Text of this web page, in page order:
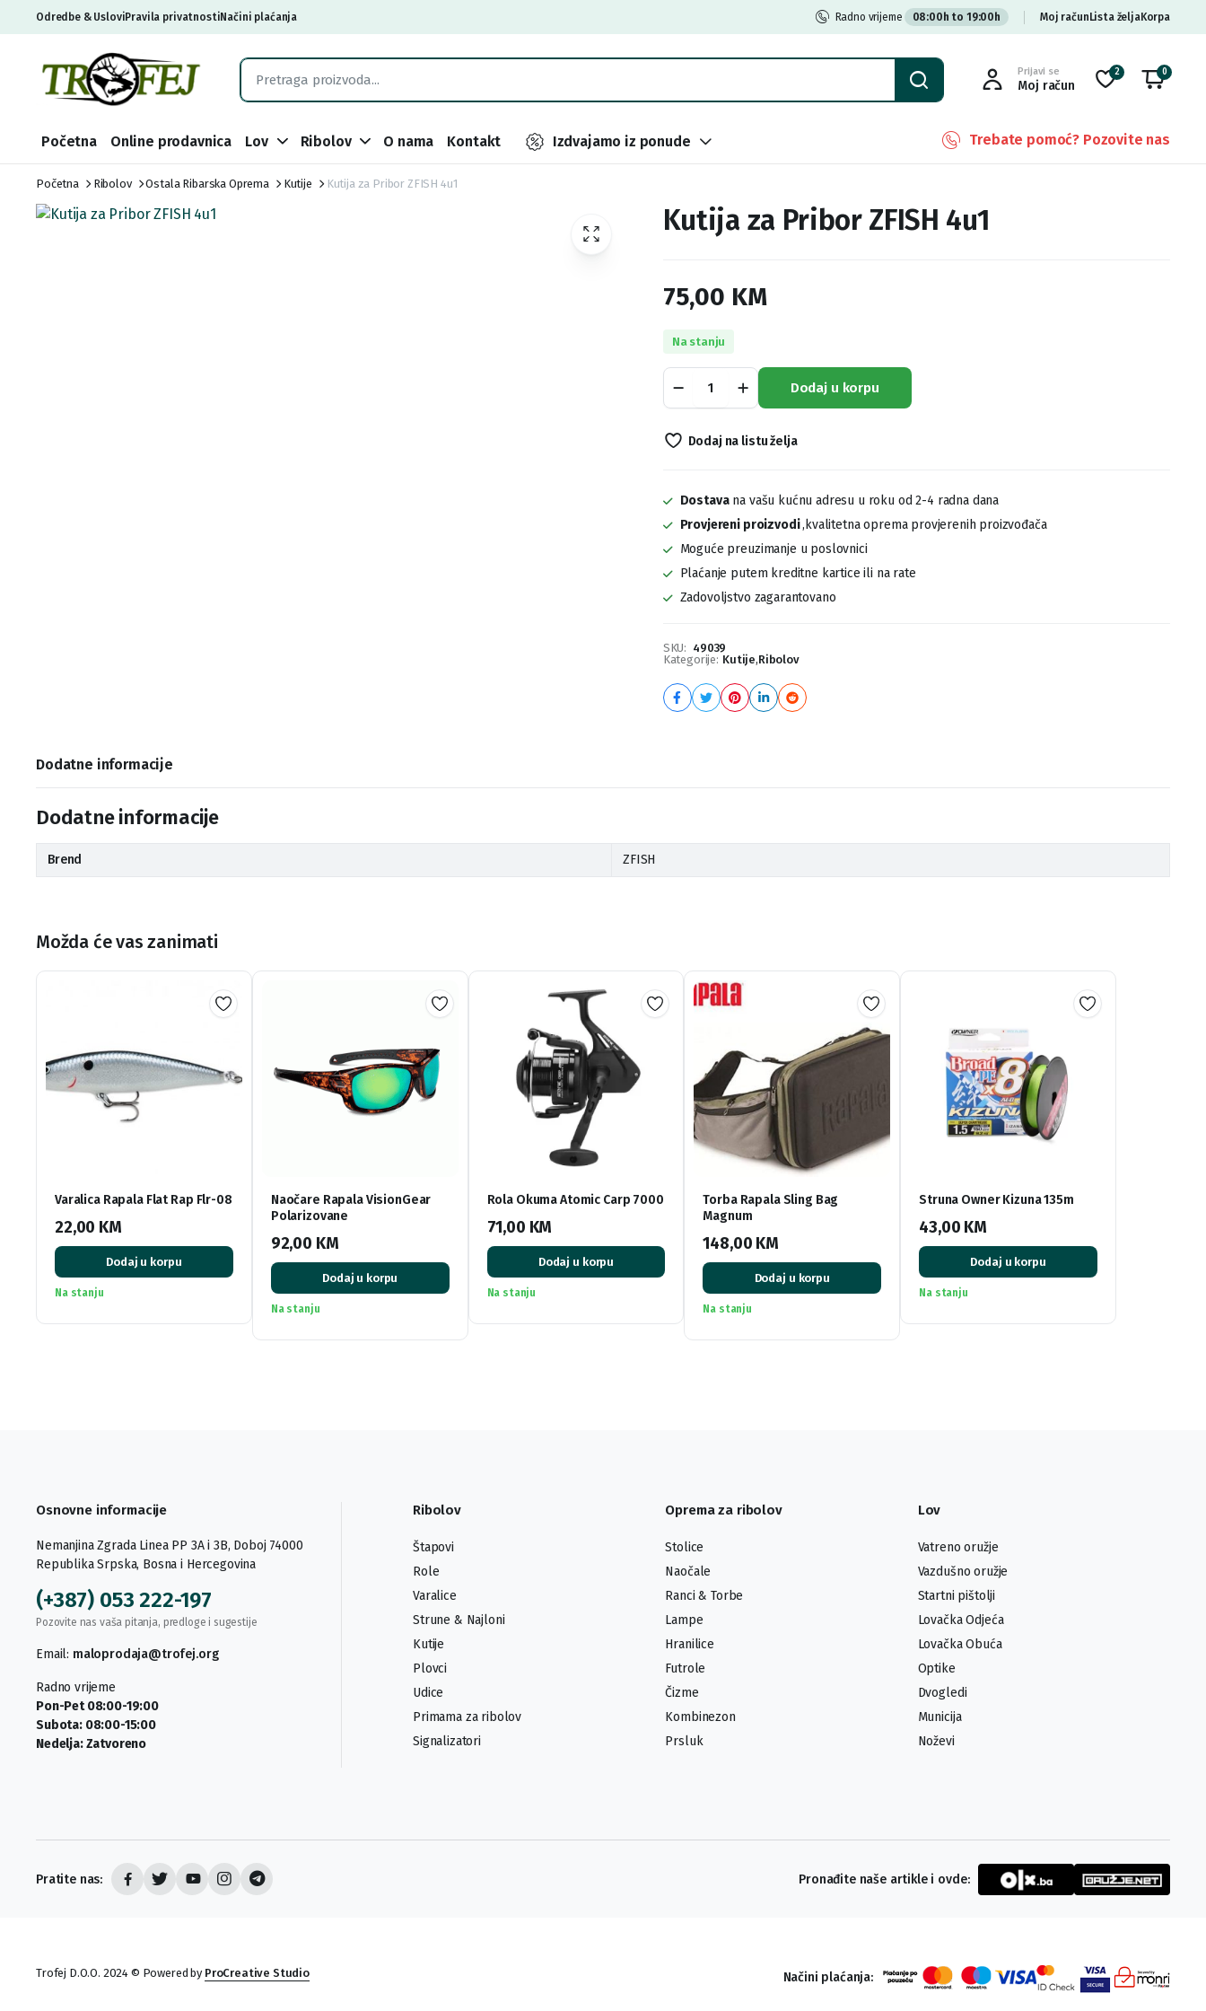
Odredbe & UsloviPravila privatnostiNačini plaćanja Radno vrijeme 08:00h to 19:00h Moj račun Lista željaKorpa
Prijavi se
Moj račun
2 0
Početna Online prodavnica Lov Ribolov O nama Kontakt Izdvajamo iz ponude Trebate pomoć? Pozovite nas
Početna Ribolov Ostala Ribarska Oprema Kutije Kutija za Pribor ZFISH 4u1
Kutija za Pribor ZFISH 4u1
75,00 KM
Na stanju
Pribor
4u1
Dodaj u korpu
Dodaj na listu želja
Dostavana vašu kućnu adresu u roku od 2-4 radna dana
Provjereni proizvodi,kvalitetna oprema provjerenih proizvođača
Moguće preuzimanje u poslovnici
Plaćanje putem kreditne kartice ili na rate
Zadovoljstvo zagarantovano
SKU: 49039
Kategorije: Kutije,Ribolov
Dodatne informacije
Dodatne informacije
Brend ZFISH
Možda će vas zanimati
Varalica Rapala Flat Rap Flr-08
22,00 KM
Dodaj u korpu
Na stanju
Naočare Rapala VisionGear
Polarizovane
92,00 KM
Dodaj u korpu
Na stanju
Rola Okuma Atomic Carp 7000
71,00 KM
Dodaj u korpu
Na stanju
Torba Rapala Sling Bag
Magnum
148,00 KM
Dodaj u korpu
Na stanju
Struna Owner Kizuna 135m
43,00 KM
Dodaj u korpu
Na stanju
Osnovne informacije
Nemanjina Zgrada Linea PP 3A i 3B, Doboj 74000
Republika Srpska, Bosna i Hercegovina
(+387) 053 222-197
Pozovite nas vaša pitanja, predloge i sugestije
Email: maloprodaja@trofej.org
Radno vrijeme
Pon-Pet 08:00-19:00
Subota: 08:00-15:00
Nedelja: Zatvoreno
Ribolov
Štapovi
Role
Varalice
Strune & Najloni
Kutije
Plovci
Udice
Primama za ribolov
Signalizatori
Oprema za ribolov
Stolice
Naočale
Ranci & Torbe
Lampe
Hranilice
Futrole
Čizme
Kombinezon
Prsluk
Lov
Vatreno oružje
Vazdušno oružje
Startni pištolji
Lovačka Odjeća
Lovačka Obuća
Optike
Dvogledi
Municija
Noževi
Pratite nas: Pronađite naše artikle i ovde:
Trofej D.O.O. 2024 © Powered by ProCreative Studio Načini plaćanja: